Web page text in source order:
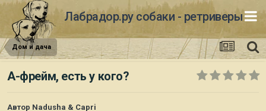
Лабрадор.ру собаки - ретриверы
Дом и дача
А-фрейм, есть у кого?
Автор Nadusha & Capri